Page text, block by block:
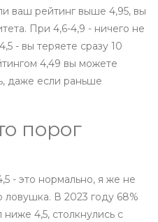
ваш рейтинг выше 4,95, вы
При 4,6-4,9 - ничего не
- вы теряете сразу 10
4,49 вы можете
даже если раньше
порог
- это нормально, я же не
ловушка. В 2023 году 68%
4,5, столкнулись с